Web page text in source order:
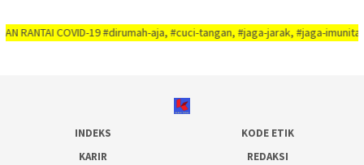
COVID-19 #dirumah-aja, #cuci-tangan, #jaga-jarak, #jaga-imunitas-
INDEKS
KODE ETIK
KARIR
REDAKSI